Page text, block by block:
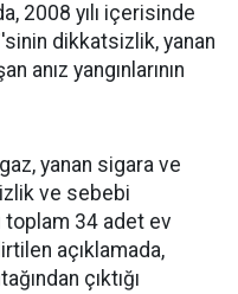
2008 yılı içerisinde
dikkatsizlik, yanan
anız yangınlarının
yanan sigara ve
ve sebebi
toplam 34 adet ev
açıklamada,
çıktığı